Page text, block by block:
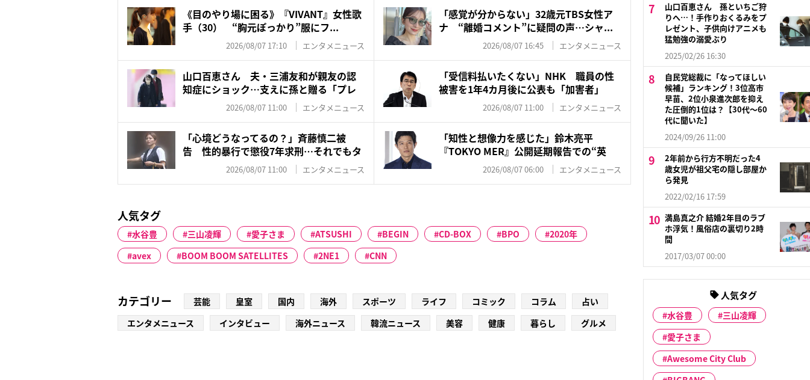
《目のやり場に困る》『VIVANT』女性歌
手（30） “胸元ぽっかり”服にフ...
2026/08/07 17:10 エンタメニュース
「感覚が分からない」32歳元TBS女性ア
ナ “離婚コメント”に疑問の声…シャ...
2026/08/07 16:45 エンタメニュース
山口百恵さん 夫・三浦友和が親友の認
知症にショック…支えに孫と贈る「プレ
2026/08/07 11:00 エンタメニュース
「受信料払いたくない」NHK 職員の性
被害を1年4カ月後に公表も「加害者」
2026/08/07 11:00 エンタメニュース
「心境どうなってるの？」斉藤慎二被
告 性的暴行で懲役7年求刑…それでもタ
2026/08/07 11:00 エンタメニュース
「知性と想像力を感じた」鈴木亮平
『TOKYO MER』公開延期報告での“英
2026/08/07 06:00 エンタメニュース
人気タグ
水谷豊 三山凌輝 愛子さま ATSUSHI BEGIN CD-BOX BPO
2020年
avex
BOOM BOOM SATELLITES 2NE1 CNN
カテゴリー 芸能 皇室 国内 海外 スポーツ ライフ コミック コラム
占い
エンタメニュース
インタビュー 海外ニュース 韓流ニュース 美容 健康 暮らし グルメ
山口百恵さん 孫といちご狩
りへ…！手作りおくるみをプ
レゼント、子供向けアニメも
猛勉強の溺愛ぶり
2025/02/26 16:30
自民党総裁に「なってほしい
候補」ランキング！3位高市
早苗、2位小泉進次郎を抑え
た圧倒的1位は？【30代〜60
代に聞いた】
2024/09/26 11:00
2年前から行方不明だった4
歳女児が祖父宅の隠し部屋か
ら発見
2022/02/16 17:59
満島真之介 結婚2年目のラブ
ホ浮気！風俗店の裏切り2時
間
2017/03/07 00:00
人気タグ
水谷豊
三山凌輝
愛子さま
Awesome City Club